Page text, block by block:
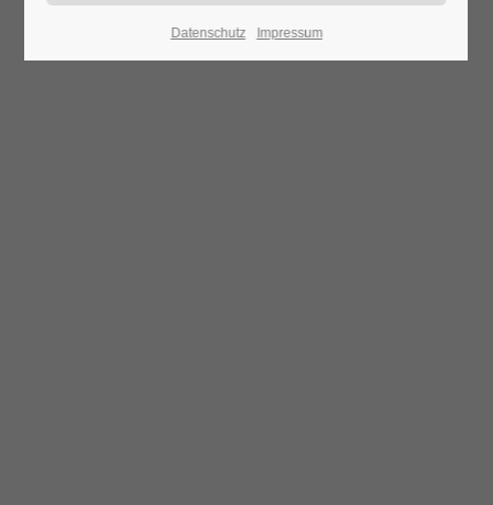
Datenschutz Impressum